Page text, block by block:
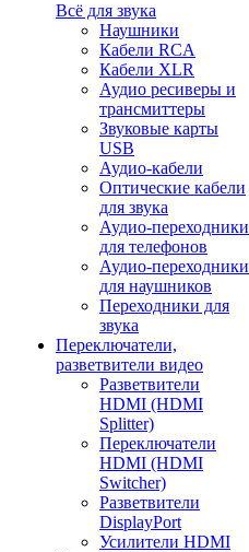
Всё для звука
Наушники
Кабели RCA
Кабели XLR
Аудио ресиверы и
трансмиттеры
Звуковые карты
USB
Аудио-кабели
Оптические кабели
для звука
Аудио-переходники
для телефонов
Аудио-переходники
для наушников
Переходники для
звука
Переключатели,
разветвители видео
Разветвители
HDMI (HDMI
Splitter)
Переключатели
HDMI (HDMI
Switcher)
Разветвители
DisplayPort
Усилители HDMI